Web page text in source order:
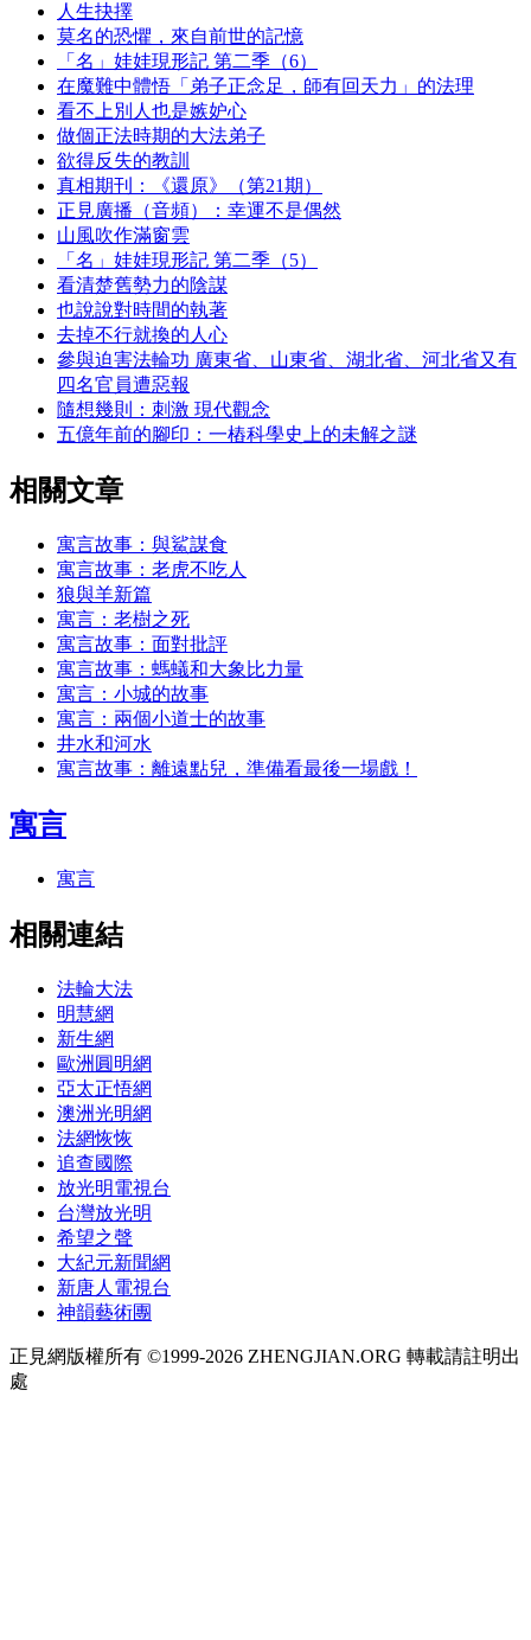
人生抉擇
莫名的恐懼，來自前世的記憶
「名」娃娃現形記 第二季（6）
在魔難中體悟「弟子正念足，師有回天力」的法理
看不上別人也是嫉妒心
做個正法時期的大法弟子
欲得反失的教訓
真相期刊：《還原》（第21期）
正見廣播（音頻）：幸運不是偶然
山風吹作滿窗雲
「名」娃娃現形記 第二季（5）
看清楚舊勢力的陰謀
也說說對時間的執著
去掉不行就換的人心
參與迫害法輪功 廣東省、山東省、湖北省、河北省又有
四名官員遭惡報
隨想幾則：刺激 現代觀念
五億年前的腳印：一樁科學史上的未解之謎
相關文章
寓言故事：與鯊謀食
寓言故事：老虎不吃人
狼與羊新篇
寓言：老樹之死
寓言故事：面對批評
寓言故事：螞蟻和大象比力量
寓言：小城的故事
寓言：兩個小道士的故事
井水和河水
寓言故事：離遠點兒，準備看最後一場戲！
寓言
寓言
相關連結
法輪大法
明慧網
新生網
歐洲圓明網
亞太正悟網
澳洲光明網
法網恢恢
追查國際
放光明電視台
台灣放光明
希望之聲
大紀元新聞網
新唐人電視台
神韻藝術團
正見網版權所有 ©1999-2026 ZHENGJIAN.ORG 轉載請註明出
處